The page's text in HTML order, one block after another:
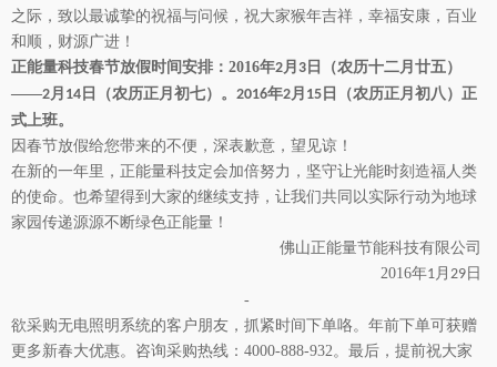
之际， 致以最诚挚的祝福与问候，祝大家猴年吉祥，幸福安康，百业
和顺，财源广进！
正能量科技春节放假时间安排： 2016年2月 3 日（农历十二月廿五）
——2月 14 日（农历正月初七）。 2016年2月 15 日（农历正月初八）正
式上班。
因春节放假给您带来的不便，深表歉意，望见谅！
在新的一年里，正能量科技定会加倍努力，坚守让光能时刻造福人类
的使命。也希望得到大家的继续支持，让我们共同以实际行动为地球
家园传递源源不断绿色正能量！
佛山正能量节能科技有限公司
2016年1月 29 日
-
欲采购无电照明系统的客户朋友，抓紧时间下单咯。年前下单可获赠
更多新春大优惠。咨询采购热线：4000-888-932。最后， 提前祝大家